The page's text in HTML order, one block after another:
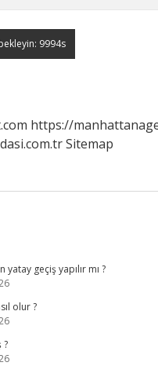
https://
Sitemap
yatay geçiş yapılır mı ?
olur ?
?